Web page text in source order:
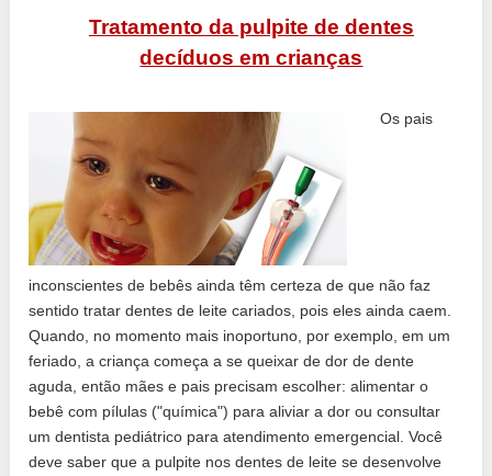
Tratamento da pulpite de dentes
decíduos em crianças
Os pais
inconscientes de bebês ainda têm certeza de que não faz
sentido tratar dentes de leite cariados, pois eles ainda caem.
Quando, no momento mais inoportuno, por exemplo, em um
feriado, a criança começa a se queixar de dor de dente
aguda, então mães e pais precisam escolher: alimentar o
bebê com pílulas ("química") para aliviar a dor ou consultar
um dentista pediátrico para atendimento emergencial. Você
deve saber que a pulpite nos dentes de leite se desenvolve